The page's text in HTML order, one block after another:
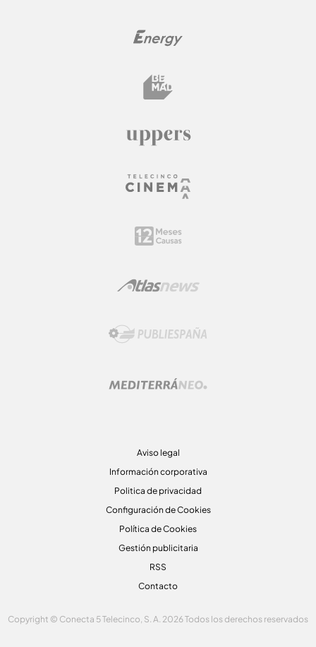
Aviso legal
Información corporativa
Politica de privacidad
Configuración de Cookies
Política de Cookies
Gestión publicitaria
RSS
Contacto
Copyright © Conecta 5 Telecinco, S. A. 2026 Todos los derechos reservados